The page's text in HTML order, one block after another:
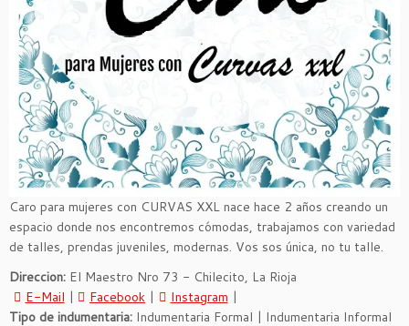
Caro para mujeres con CURVAS XXL nace hace 2 años creando un
espacio donde nos encontremos cómodas, trabajamos con variedad
de talles, prendas juveniles, modernas. Vos sos única, no tu talle.
Direccion: El Maestro Nro 73 - Chilecito, La Rioja
E-Mail | Facebook | Instagram |
Tipo de indumentaria: Indumentaria Formal | Indumentaria Informal